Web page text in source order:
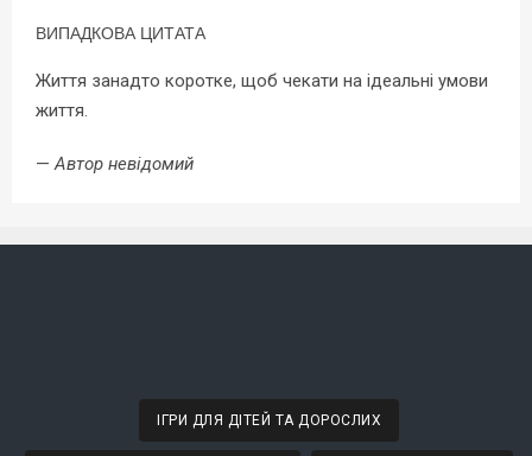
ВИПАДКОВА ЦИТАТА
Життя занадто коротке, щоб чекати на ідеальні умови
життя.
—Автор невідомий
ІГРИ ДЛЯ ДІТЕЙ ТА ДОРОСЛИХ